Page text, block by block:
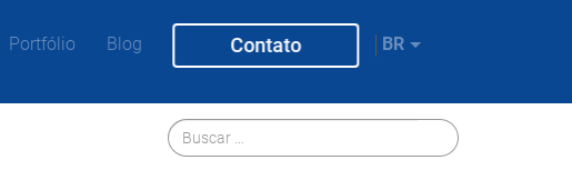
Portfólio Blog Contato BR